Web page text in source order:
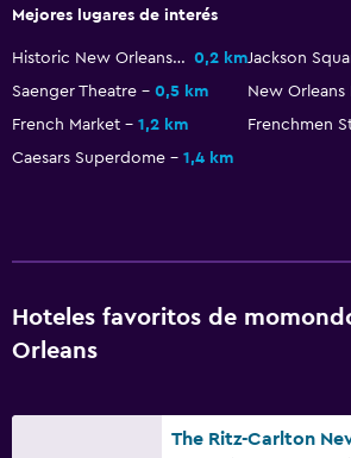
Casino
Cuna/cama nido disponibles
Mejores lugares de interés
Historic New Orleans Collection 0,2 kmJackson
Saenger Theatre
0,5 km New Orleans
French Market
1,2 km Frenchmen
Caesars Superdome
1,4 km
Hoteles favoritos de
Orleans